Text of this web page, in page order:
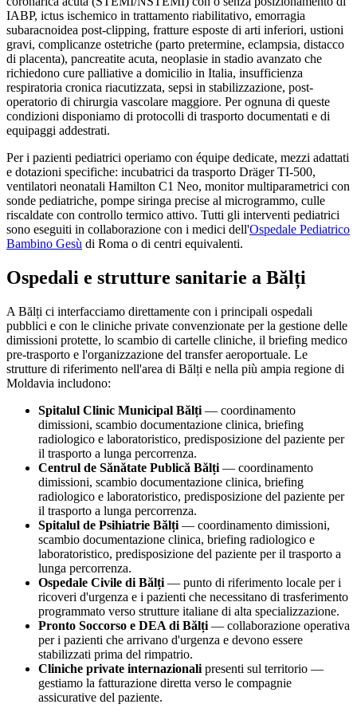
IABP, ictus ischemico in trattamento riabilitativo, emorragia
subaracnoidea post-clipping, fratture esposte di arti inferiori, ustioni
gravi, complicanze ostetriche (parto pretermine, eclampsia, distacco
di placenta), pancreatite acuta, neoplasie in stadio avanzato che
richiedono cure palliative a domicilio in Italia, insufficienza
respiratoria cronica riacutizzata, sepsi in stabilizzazione, post-
operatorio di chirurgia vascolare maggiore. Per ognuna di queste
condizioni disponiamo di protocolli di trasporto documentati e di
equipaggi addestrati.
Per i pazienti pediatrici operiamo con équipe dedicate, mezzi adattati
e dotazioni specifiche: incubatrici da trasporto Dräger TI-500,
ventilatori neonatali Hamilton C1 Neo, monitor multiparametrici con
sonde pediatriche, pompe siringa precise al microgrammo, culle
riscaldate con controllo termico attivo. Tutti gli interventi pediatrici
sono eseguiti in collaborazione con i medici dell'Ospedale Pediatrico
Bambino Gesù di Roma o di centri equivalenti.
Ospedali e strutture sanitarie a Bălți
A Bălți ci interfacciamo direttamente con i principali ospedali
pubblici e con le cliniche private convenzionate per la gestione delle
dimissioni protette, lo scambio di cartelle cliniche, il briefing medico
pre-trasporto e l'organizzazione del transfer aeroportuale. Le
strutture di riferimento nell'area di Bălți e nella più ampia regione di
Moldavia includono:
Spitalul Clinic Municipal Bălți — coordinamento
dimissioni, scambio documentazione clinica, briefing
radiologico e laboratoristico, predisposizione del paziente per
il trasporto a lunga percorrenza.
Centrul de Sănătate Publică Bălți — coordinamento
dimissioni, scambio documentazione clinica, briefing
radiologico e laboratoristico, predisposizione del paziente per
il trasporto a lunga percorrenza.
Spitalul de Psihiatrie Bălți — coordinamento dimissioni,
scambio documentazione clinica, briefing radiologico e
laboratoristico, predisposizione del paziente per il trasporto a
lunga percorrenza.
Ospedale Civile di Bălți — punto di riferimento locale per i
ricoveri d'urgenza e i pazienti che necessitano di trasferimento
programmato verso strutture italiane di alta specializzazione.
Pronto Soccorso e DEA di Bălți — collaborazione operativa
per i pazienti che arrivano d'urgenza e devono essere
stabilizzati prima del rimpatrio.
Cliniche private internazionali presenti sul territorio —
gestiamo la fatturazione diretta verso le compagnie
assicurative del paziente.